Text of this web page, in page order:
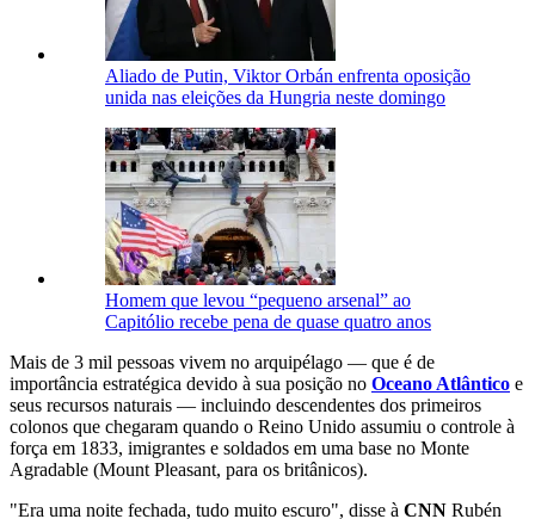
Aliado de Putin, Viktor Orbán enfrenta oposição
unida nas eleições da Hungria neste domingo
Homem que levou “pequeno arsenal” ao
Capitólio recebe pena de quase quatro anos
Mais de 3 mil pessoas vivem no arquipélago — que é de
importância estratégica devido à sua posição no Oceano Atlântico e
seus recursos naturais — incluindo descendentes dos primeiros
colonos que chegaram quando o Reino Unido assumiu o controle à
força em 1833, imigrantes e soldados em uma base no Monte
Agradable (Mount Pleasant, para os britânicos).
"Era uma noite fechada, tudo muito escuro", disse à CNN Rubén